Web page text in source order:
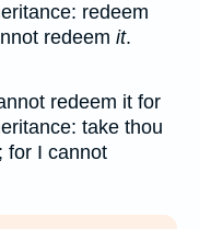
redeem
redeem it.
redeem it for
take thou
for I cannot